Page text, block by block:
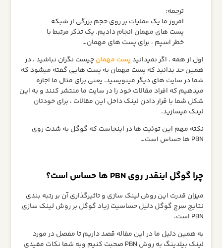
ترجمه:
امروز ما یک عملیات بر روی حجم بزرگی از شبکه
پست های مهمان انجام دادیم. یک تذکر مرتبط با
خطر اسپم ، برای پست های مهمان…
اول از همه ، اگر نمیدانیدپست مهمانچیست نگران نباشید ، در
همین حد بدانید که پست مهمان به پست هایی گفته میشود که
شما در سایت های دیگر مینویسید. یعنی برای مثال ما اجازه
میدهیم که افراد مقالات خود را در سایت ما منتشر کنند و به این
شکل شما با قرار دادن لینک داخل این مقالات ، برای خودتان
لینک میسازید.
نکته مهم این توئیت ها در اینجاست که گوگل به شدت روی
PBN ها حساس است…
چرا گوگل اینقدر روی PBN ها حساس است؟
میزان قدرت این روش لینک سازی و تاثیرگذاری آن بر رتبه بندی
نتایج سرچ گوگل دلیل حساسیت زیاد گوگل بر روش لینک سازی
PBN است.
به همین دلیل ما در این مقاله قصد داریم تا مفصل در مورد
لینک بیلدینگ به روش PBN صحبت کنیم وبه شما نکات مفیدی